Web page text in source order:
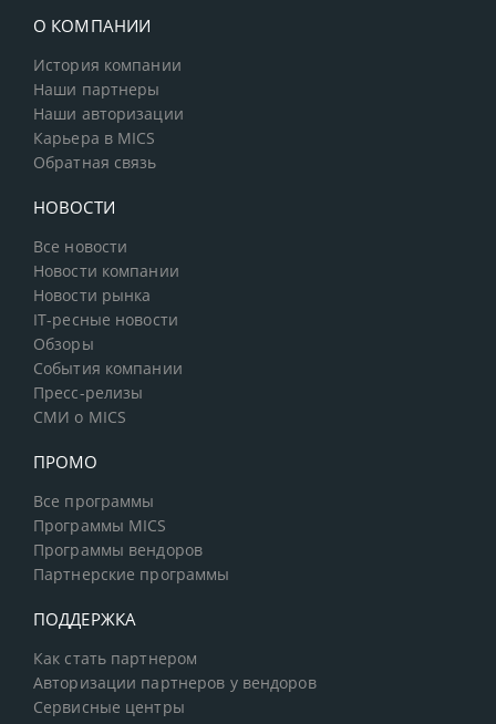
О КОМПАНИИ
История компании
Наши партнеры
Наши авторизации
Карьера в MICS
Обратная связь
НОВОСТИ
Все новости
Новости компании
Новости рынка
IT-ресные новости
Обзоры
События компании
Пресс-релизы
СМИ о MICS
ПРОМО
Все программы
Программы MICS
Программы вендоров
Партнерские программы
ПОДДЕРЖКА
Как стать партнером
Авторизации партнеров у вендоров
Сервисные центры